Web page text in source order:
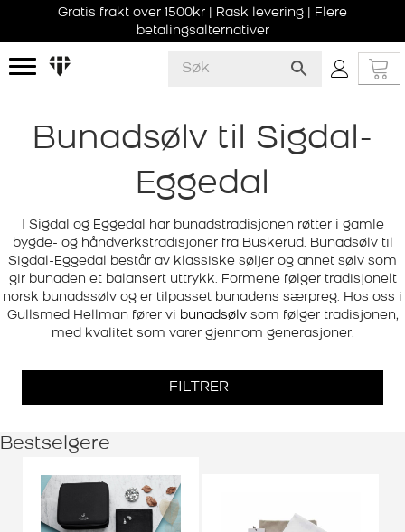
Gratis frakt over 1500kr | Rask levering | Flere
betalingsalternativer
Bunadsølv til Sigdal-
Eggedal
I Sigdal og Eggedal har bunadstradisjonen røtter i gamle
bygde- og håndverkstradisjoner fra Buskerud. Bunadsølv til
Sigdal-Eggedal består av klassiske søljer og annet sølv som
gir bunaden et balansert uttrykk. Formene følger tradisjonelt
norsk bunadssølv og er tilpasset bunadens særpreg. Hos oss i
Gullsmed Hellman fører vi bunadsølvsom følger tradisjonen,
med kvalitet som varer gjennom generasjoner.
FILTRER
Bestselgere